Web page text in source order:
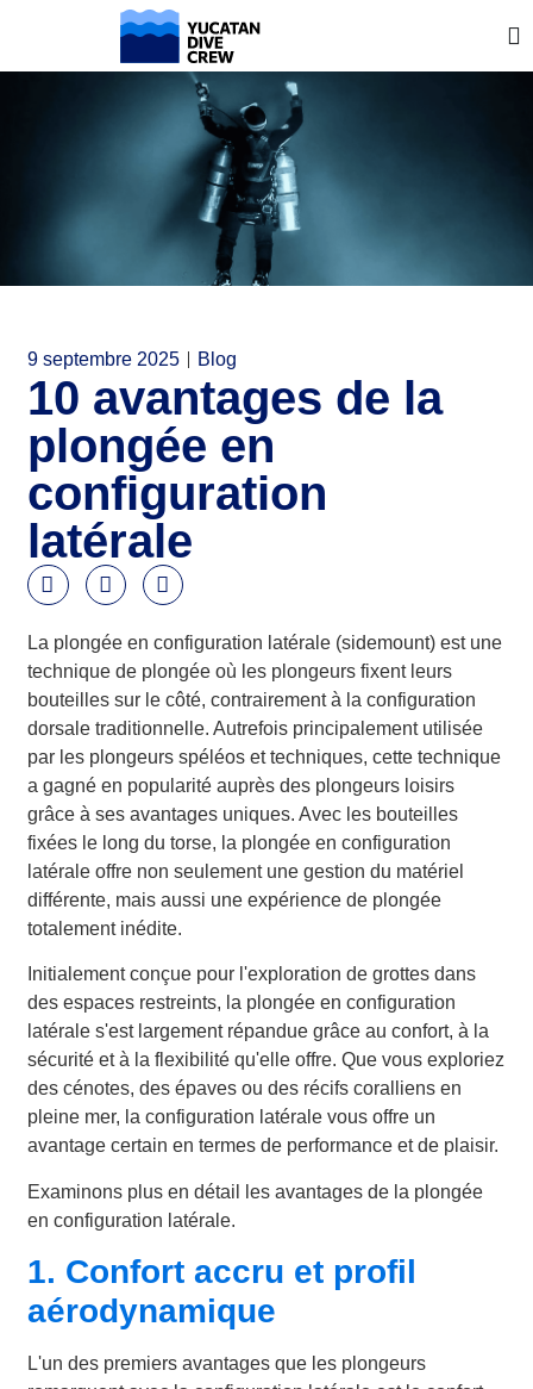
9 septembre 2025 Blog
10 avantages de la
plongée en
configuration
latérale
La plongée en configuration latérale (sidemount) est une
technique de plongée où les plongeurs fixent leurs
bouteilles sur le côté, contrairement à la configuration
dorsale traditionnelle. Autrefois principalement utilisée
par les plongeurs spéléos et techniques, cette technique
a gagné en popularité auprès des plongeurs loisirs
grâce à ses avantages uniques. Avec les bouteilles
fixées le long du torse, la plongée en configuration
latérale offre non seulement une gestion du matériel
différente, mais aussi une expérience de plongée
totalement inédite.
Initialement conçue pour l'exploration de grottes dans
des espaces restreints, la plongée en configuration
latérale s'est largement répandue grâce au confort, à la
sécurité et à la flexibilité qu'elle offre. Que vous exploriez
des cénotes, des épaves ou des récifs coralliens en
pleine mer, la configuration latérale vous offre un
avantage certain en termes de performance et de plaisir.
Examinons plus en détail les avantages de la plongée
en configuration latérale.
1. Confort accru et profil
aérodynamique
L'un des premiers avantages que les plongeurs